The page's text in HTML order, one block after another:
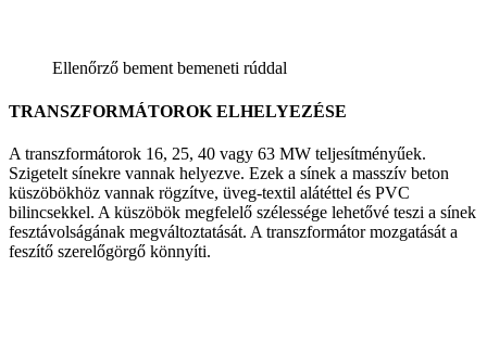
Ellenőrző bement bemeneti rúddal
TRANSZFORMÁTOROK ELHELYEZÉSE
A transzformátorok 16, 25, 40 vagy 63 MW teljesítményűek.
Szigetelt sínekre vannak helyezve. Ezek a sínek a masszív beton
küszöbökhöz vannak rögzítve, üveg-textil alátéttel és PVC
bilincsekkel. A küszöbök megfelelő szélessége lehetővé teszi a sínek
fesztávolságának megváltoztatását. A transzformátor mozgatását a
feszítő szerelőgörgő könnyíti.